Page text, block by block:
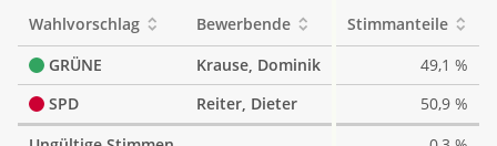
Wahlvorschlag Bewerbende
Stimmanteile
GRÜNE
Krause, Dominik
49,1 %
SPD
Reiter, Dieter
50,9 %